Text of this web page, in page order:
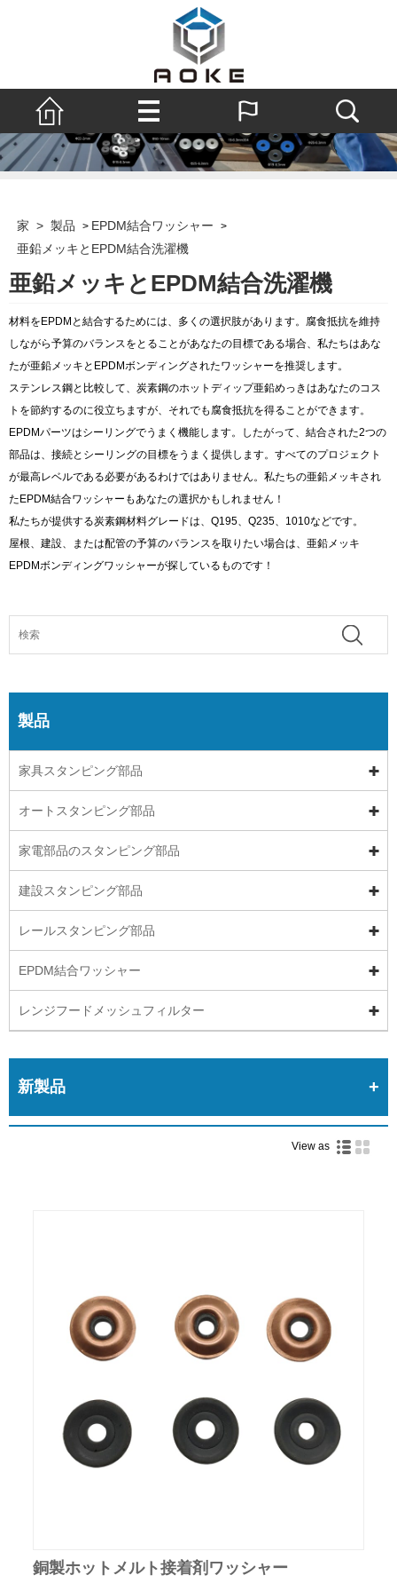
家 > 製品 > EPDM結合ワッシャー >
亜鉛メッキとEPDM結合洗濯機
亜鉛メッキとEPDM結合洗濯機
材料をEPDMと結合するためには、多くの選択肢があります。腐食抵抗を維持
しながら予算のバランスをとることがあなたの目標である場合、私たちはあな
たが亜鉛メッキとEPDMボンディングされたワッシャーを推奨します。
ステンレス鋼と比較して、炭素鋼のホットディップ亜鉛めっきはあなたのコス
トを節約するのに役立ちますが、それでも腐食抵抗を得ることができます。
EPDMパーツはシーリングでうまく機能します。したがって、結合された2つの
部品は、接続とシーリングの目標をうまく提供します。すべてのプロジェクト
が最高レベルである必要があるわけではありません。私たちの亜鉛メッキされ
たEPDM結合ワッシャーもあなたの選択かもしれません！
私たちが提供する炭素鋼材料グレードは、Q195、Q235、1010などです。
屋根、建設、または配管の予算のバランスを取りたい場合は、亜鉛メッキ
EPDMボンディングワッシャーが探しているものです！
製品
家具スタンピング部品
オートスタンピング部品
家電部品のスタンピング部品
建設スタンピング部品
レールスタンピング部品
EPDM結合ワッシャー
レンジフードメッシュフィルター
新製品
View as
銅製ホットメルト接着剤ワッシャー